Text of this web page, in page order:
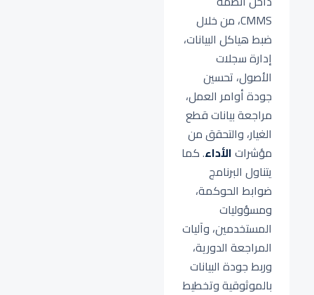
CMMS، من خلال
ضبط هياكل البيانات،
إدارة سجلات
الأصول، تحسين
جودة أوامر العمل،
مراجعة بيانات قطع
الغيار، والتحقق من
مؤشراتالأداء. كما
يتناول البرنامج
ضوابط الحوكمة،
ومسؤوليات
المستخدمين، وآليات
المراجعة الدورية،
وربط جودة البيانات
بالموثوقية وتخطيط